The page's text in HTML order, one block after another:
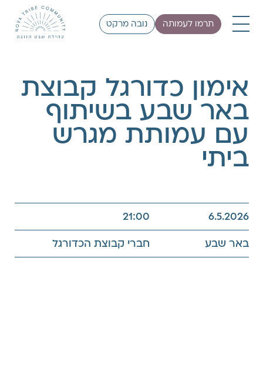
תרמו לעמותה נובה מרקט
אימון כדורגל קבוצת
באר שבע בשיתוף
עם עמותת מגרש
ביתי
6.5.2026
21:00
באר שבע חברי קבוצת הכדורגל